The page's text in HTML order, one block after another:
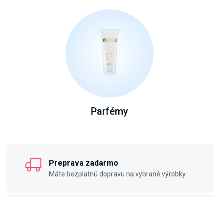
Parfémy
Preprava zadarmo
Máte bezplatnú dopravu na vybrané výrobky